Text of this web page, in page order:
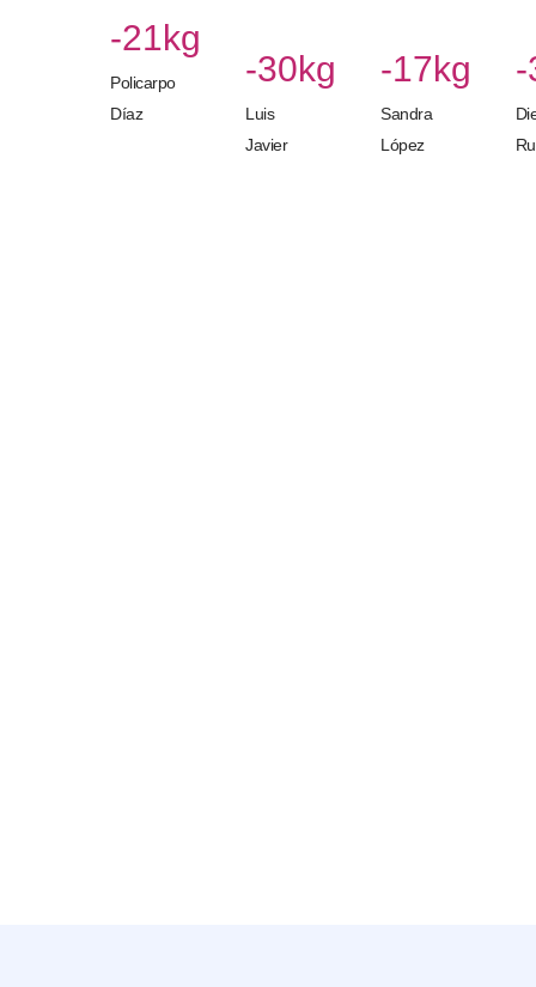
-21kg
Policarpo
Díaz
-30kg
Luis
Javier
-17kg
Sandra
López
-